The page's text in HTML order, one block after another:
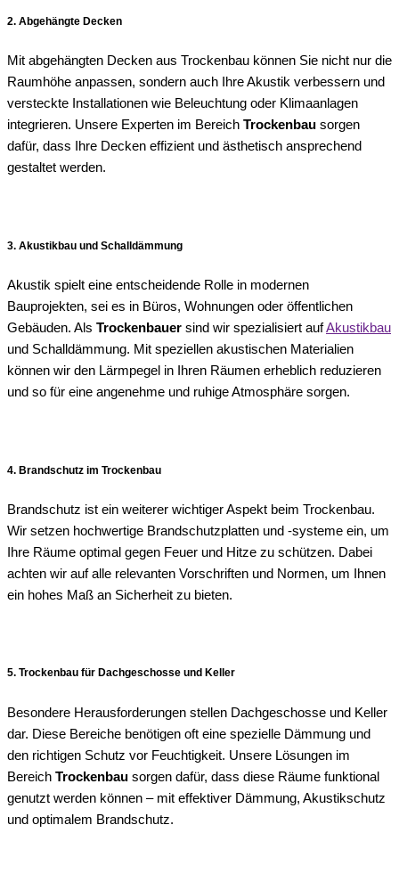
2. Abgehängte Decken
Mit abgehängten Decken aus Trockenbau können Sie nicht nur die
Raumhöhe anpassen, sondern auch Ihre Akustik verbessern und
versteckte Installationen wie Beleuchtung oder Klimaanlagen
integrieren. Unsere Experten im Bereich Trockenbau sorgen
dafür, dass Ihre Decken effizient und ästhetisch ansprechend
gestaltet werden.
3. Akustikbau und Schalldämmung
Akustik spielt eine entscheidende Rolle in modernen
Bauprojekten, sei es in Büros, Wohnungen oder öffentlichen
Gebäuden. Als Trockenbauer sind wir spezialisiert aufAkustikbau
und Schalldämmung. Mit speziellen akustischen Materialien
können wir den Lärmpegel in Ihren Räumen erheblich reduzieren
und so für eine angenehme und ruhige Atmosphäre sorgen.
4. Brandschutz im Trockenbau
Brandschutz ist ein weiterer wichtiger Aspekt beim Trockenbau.
Wir setzen hochwertige Brandschutzplatten und -systeme ein, um
Ihre Räume optimal gegen Feuer und Hitze zu schützen. Dabei
achten wir auf alle relevanten Vorschriften und Normen, um Ihnen
ein hohes Maß an Sicherheit zu bieten.
5. Trockenbau für Dachgeschosse und Keller
Besondere Herausforderungen stellen Dachgeschosse und Keller
dar. Diese Bereiche benötigen oft eine spezielle Dämmung und
den richtigen Schutz vor Feuchtigkeit. Unsere Lösungen im
Bereich Trockenbau sorgen dafür, dass diese Räume funktional
genutzt werden können – mit effektiver Dämmung, Akustikschutz
und optimalem Brandschutz.